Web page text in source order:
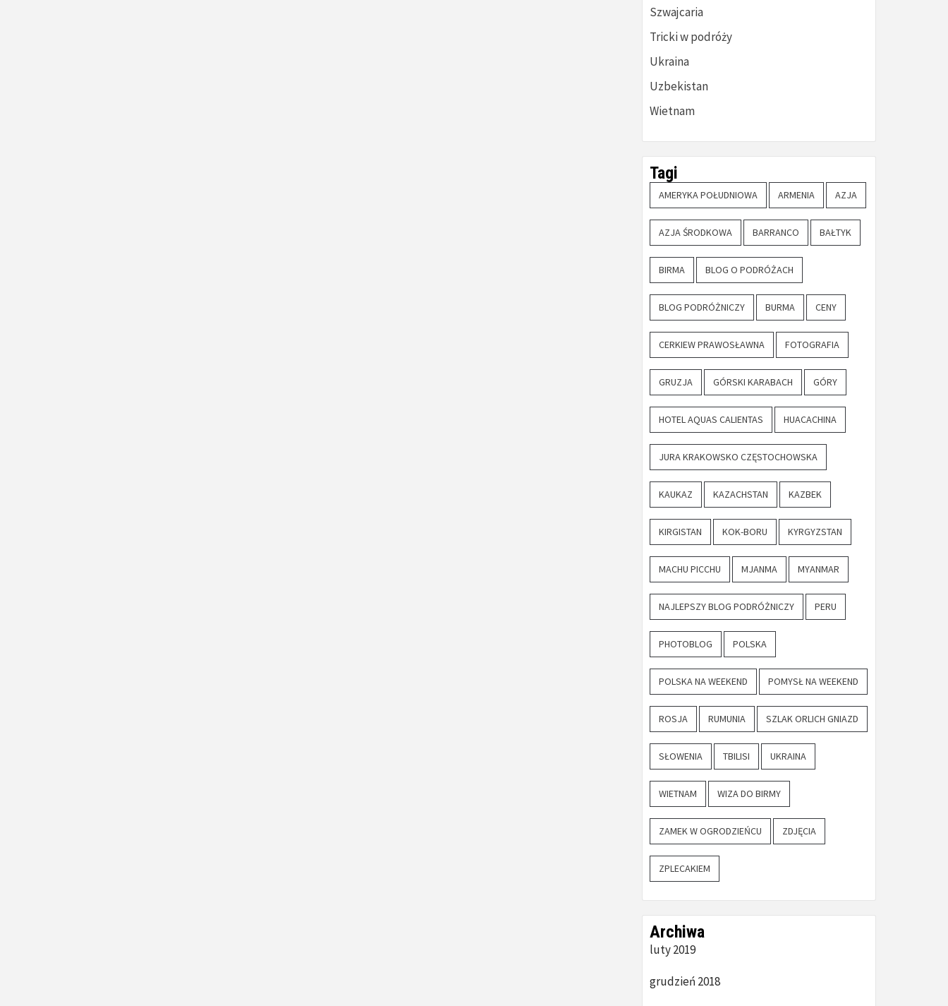
Szwajcaria
Tricki w podróży
Ukraina
Uzbekistan
Wietnam
Tagi
AMERYKA POŁUDNIOWA ARMENIA AZJA
AZJA ŚRODKOWA BARRANCO BAŁTYK
BIRMA BLOG O PODRÓŻACH
BLOG PODRÓŻNICZY BURMA CENY
CERKIEW PRAWOSŁAWNA FOTOGRAFIA
GRUZJA GÓRSKI KARABACH GÓRY
HOTEL AQUAS CALIENTAS HUACACHINA
JURA KRAKOWSKO CZĘSTOCHOWSKA
KAUKAZ KAZACHSTAN KAZBEK
KIRGISTAN KOK-BORU KYRGYZSTAN
MACHU PICCHU MJANMA MYANMAR
NAJLEPSZY BLOG PODRÓŻNICZY PERU
PHOTOBLOG POLSKA
POLSKA NA WEEKEND POMYSŁ NA WEEKEND
ROSJA RUMUNIA SZLAK ORLICH GNIAZD
SŁOWENIA TBILISI UKRAINA
WIETNAM WIZA DO BIRMY
ZAMEK W OGRODZIEŃCU ZDJĘCIA
ZPLECAKIEM
Archiwa
luty 2019
grudzień 2018